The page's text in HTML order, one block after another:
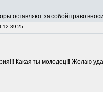
оставляют за собой право
12:39:25
Какая ты молодец!!! Желаю